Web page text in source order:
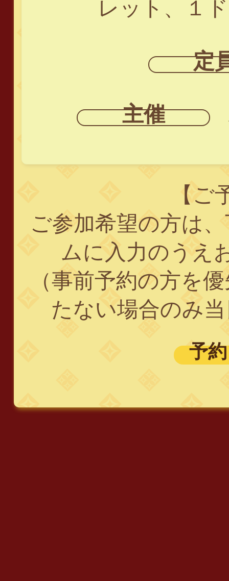
レット、１
定
主催
【ご
ご参加希望の方は
ムに入力のうえ
（事前予約の方を
たない場合のみ
予